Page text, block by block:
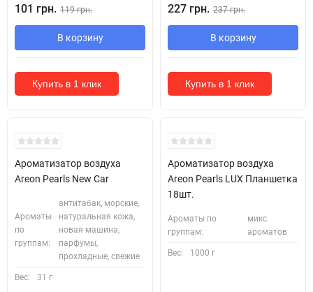
101 грн. 119 грн.
В корзину
Купить в 1 клик
227 грн. 237 грн.
В корзину
Купить в 1 клик
Ароматизатор воздуха
Areon Pearls New Car
Ароматы
по
группам:
антитабак, морские,
натуральная кожа,
новая машина,
парфумы,
прохладные, свежие
Вес: 31 г
Ароматизатор воздуха
Areon Pearls LUX Планшетка
18шт.
Ароматы по
группам:
микс
ароматов
Вес: 1000 г